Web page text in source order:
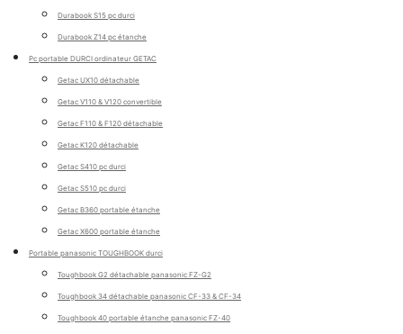
Durabook S15 pc durci
Durabook Z14 pc étanche
Pc portable DURCI ordinateur GETAC
Getac UX10 détachable
Getac V110 & V120 convertible
Getac F110 & F120 détachable
Getac K120 détachable
Getac S410 pc durci
Getac S510 pc durci
Getac B360 portable étanche
Getac X600 portable étanche
Portable panasonic TOUGHBOOK durci
Toughbook G2 détachable panasonic FZ-G2
Toughbook 34 détachable panasonic CF-33 & CF-34
Toughbook 40 portable étanche panasonic FZ-40